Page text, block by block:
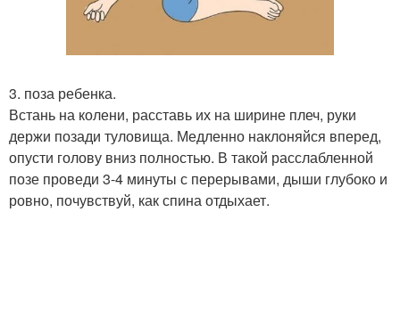
3. поза ребенка.
Встань на колени, расставь их на ширине плеч, руки
держи позади туловища. Медленно наклоняйся вперед,
опусти голову вниз полностью. В такой расслабленной
позе проведи 3-4 минуты с перерывами, дыши глубоко и
ровно, почувствуй, как спина отдыхает.